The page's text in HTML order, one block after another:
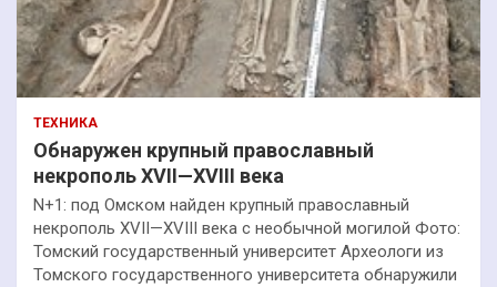
ТЕХНИКА
Обнаружен крупный православный
некрополь XVII—XVIII века
N+1: под Омском найден крупный православный
некрополь XVII—XVIII века с необычной могилой Фото:
Томский государственный университет Археологи из
Томского государственного университета обнаружили